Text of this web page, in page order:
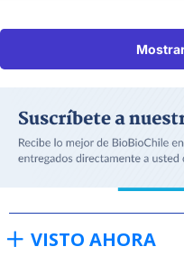
VISTO AHORA